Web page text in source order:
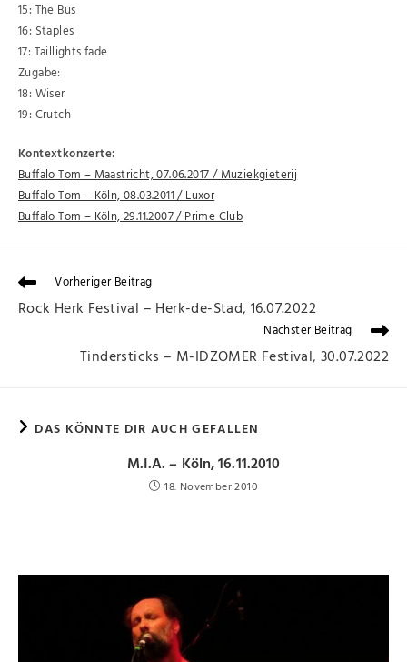
15: The Bus
16: Staples
17: Taillights fade
Zugabe:
18: Wiser
19: Crutch
Kontextkonzerte:
Buffalo Tom – Maastricht, 07.06.2017 / Muziekgieterij
Buffalo Tom – Köln, 08.03.2011 / Luxor
Buffalo Tom – Köln, 29.11.2007 / Prime Club
Vorheriger Beitrag
Rock Herk Festival – Herk-de-Stad, 16.07.2022
Nächster Beitrag
Tindersticks – M-IDZOMER Festival, 30.07.2022
DAS KÖNNTE DIR AUCH GEFALLEN
M.I.A. – Köln, 16.11.2010
18. November 2010